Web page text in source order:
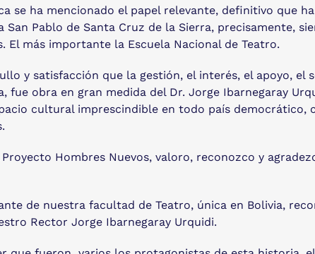
se ha mencionado el papel relevante, definitivo que
San Pablo de Santa Cruz de la Sierra, precisamente,
El más importante la Escuela Nacional de Teatro.
y satisfacción que la gestión, el interés, el apoyo,
fue obra en gran medida del Dr. Jorge Ibarnegaray
cultural imprescindible en todo país democrático,
Hombres Nuevos, valoro, reconozco y
de nuestra facultad de Teatro, única en Bolivia,
Rector Jorge Ibarnegaray Urquidi.